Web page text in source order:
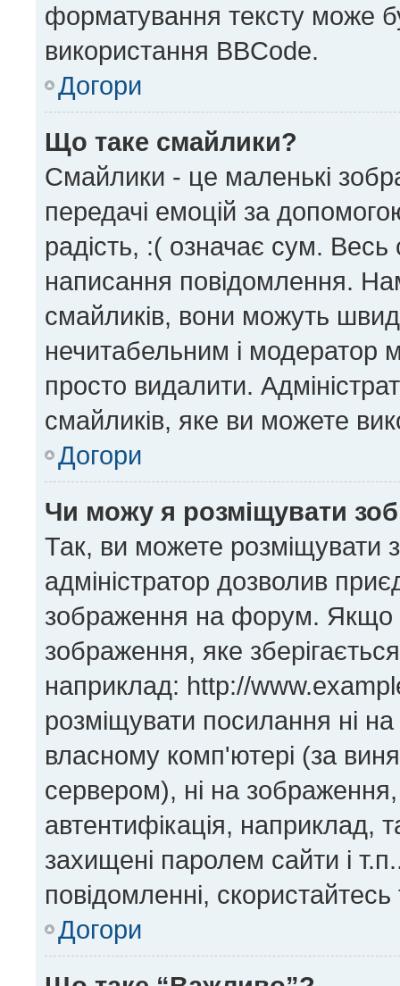
форматування тексту може
використання BBCode.
Догори
Що таке смайлики?
Смайлики - це маленькі
передачі емоцій за
радість, :( означає сум.
написання повідомлення.
смайликів, вони можуть
нечитабельним і модератор
просто видалити.
смайликів, яке ви можете
Догори
Чи можу я розміщувати
Так, ви можете розміщувати
адміністратор дозволив
зображення на форум. Якщо
зображення, яке
наприклад: http://
розміщувати посилання ні
власному комп'ютері (за
сервером), ні на
автентифікація, наприклад,
захищені паролем сайти і
повідомленні,
Догори